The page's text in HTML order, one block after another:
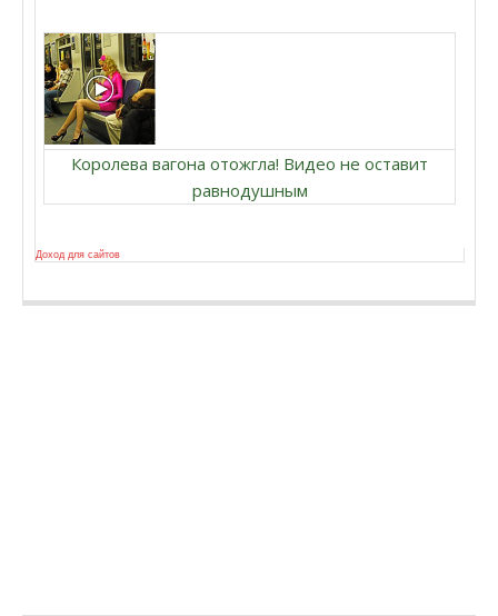
Королева вагона отожгла! Видео не оставит
равнодушным
Доход для сайтов